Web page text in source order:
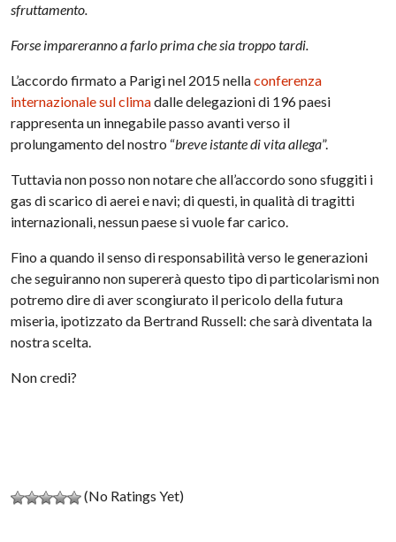
sfruttamento.
Forse impareranno a farlo prima che sia troppo tardi.
L’accordo firmato a Parigi nel 2015 nellaconferenza
internazionale sul climadalle delegazioni di 196 paesi
rappresenta un innegabile passo avanti verso il
prolungamento del nostro “breve istante di vita allega”.
Tuttavia non posso non notare che all’accordo sono sfuggiti i
gas di scarico di aerei e navi; di questi, in qualità di tragitti
internazionali, nessun paese si vuole far carico.
Fino a quando il senso di responsabilità verso le generazioni
che seguiranno non supererà questo tipo di particolarismi non
potremo dire di aver scongiurato il pericolo della futura
miseria, ipotizzato da Bertrand Russell: che sarà diventata la
nostra scelta.
Non credi?
(No Ratings Yet)